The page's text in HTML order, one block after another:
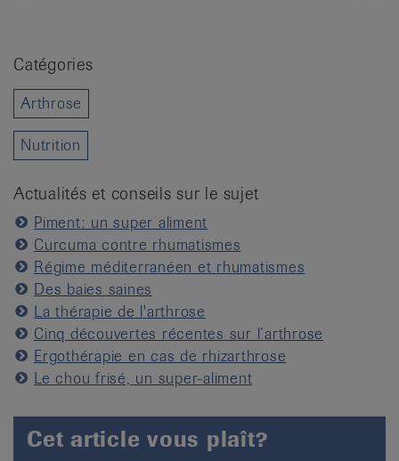
Catégories
Arthrose
Nutrition
Actualités et conseils sur le sujet
Piment: un super aliment
Curcuma contre rhumatismes
Régime méditerranéen et rhumatismes
Des baies saines
La thérapie de l'arthrose
Cinq découvertes récentes sur l’arthrose
Ergothérapie en cas de rhizarthrose
Le chou frisé, un super-aliment
Cet article vous plaît?